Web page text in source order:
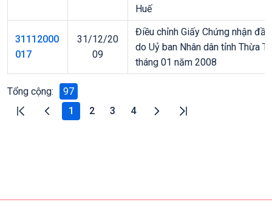
Huế
31112000
017
31/12/20
09
Điều chỉnh Giấy Chứng nhận
do Uỷ ban Nhân dân tỉnh Thừa
tháng 01 năm 2008
Tổng cộng:
97
1
2 3 4